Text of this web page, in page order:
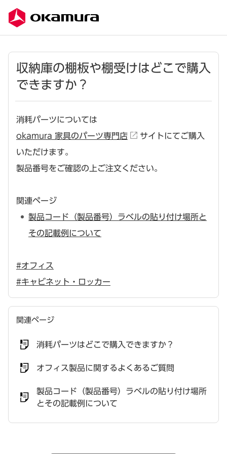
収納庫の棚板や棚受けはどこで購入
できますか？
消耗パーツについては
okamura 家具のパーツ専門店
サイトにてご購入
いただけます。
製品番号をご確認の上ご注文ください。
関連ページ
製品コード（製品番号）ラベルの貼り付け場所と
その記載例について
#オフィス
#キャビネット・ロッカー
関連ページ
消耗パーツはどこで購入できますか？
オフィス製品に関するよくあるご質問
製品コード（製品番号）ラベルの貼り付け場所
とその記載例について